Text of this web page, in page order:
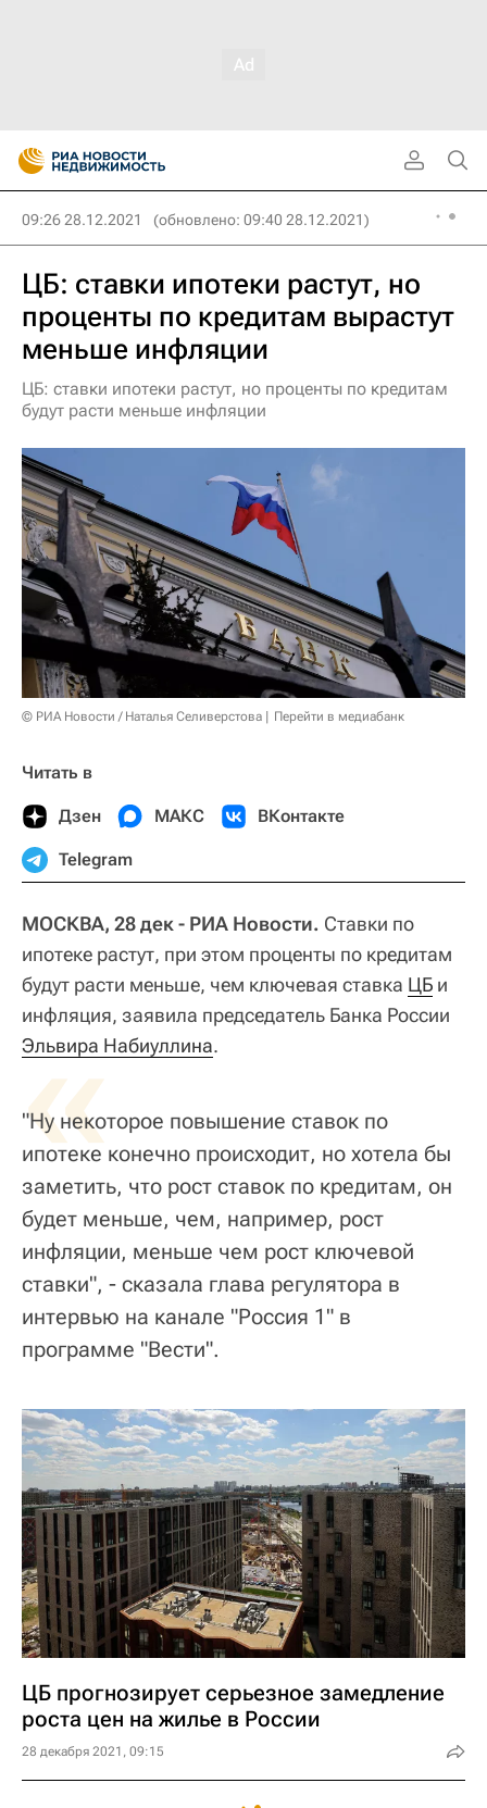
09:26 28.12.2021 (обновлено: 09:40 28.12.2021)
ЦБ: ставки ипотеки растут, но
проценты по кредитам вырастут
меньше инфляции
ЦБ: ставки ипотеки растут, но проценты по кредитам
будут расти меньше инфляции
© РИА Новости / Наталья Селиверстова Перейти в медиабанк
Читать в
Дзен МАКС ВКонтакте
Telegram
МОСКВА, 28 дек - РИА Новости. Ставки по
ипотеке растут, при этом проценты по кредитам
будут расти меньше, чем ключевая ставка ЦБ и
инфляция, заявила председатель Банка России
Эльвира Набиуллина.
«
"Ну некоторое повышение ставок по
ипотеке конечно происходит, но хотела бы
заметить, что рост ставок по кредитам, он
будет меньше, чем, например, рост
инфляции, меньше чем рост ключевой
ставки", - сказала глава регулятора в
интервью на канале "Россия 1" в
программе "Вести".
ЦБ прогнозирует серьезное замедление
роста цен на жилье в России
28 декабря 2021, 09:15